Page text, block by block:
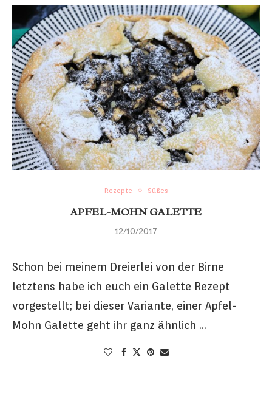
Rezepte Süßes
APFEL-MOHN GALETTE
12/10/2017
Schon bei meinem Dreierlei von der Birne
letztens habe ich euch ein Galette Rezept
vorgestellt; bei dieser Variante, einer Apfel-
Mohn Galette geht ihr ganz ähnlich …